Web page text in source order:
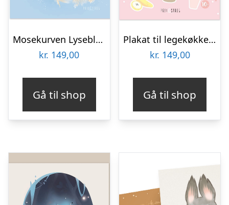
Mosekurven Lyseblå | 30x40cm
kr. 149,00
Gå til shop
Plakat til legekøkkenet – Pudder
kr. 149,00
Gå til shop